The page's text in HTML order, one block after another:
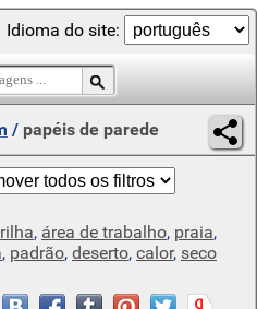
Idioma do site:
/ papéis de parede
, área de trabalho, praia,
, padrão, deserto, calor, seco